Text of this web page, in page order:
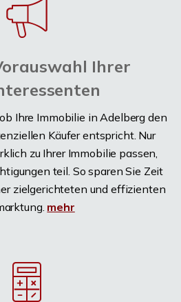
Ihrer
Ihre Immobilie in Adelberg den
Käufer entspricht. Nur
zu Ihrer Immobilie passen,
teil. So sparen Sie Zeit
zielgerichteten und effizienten
mehr